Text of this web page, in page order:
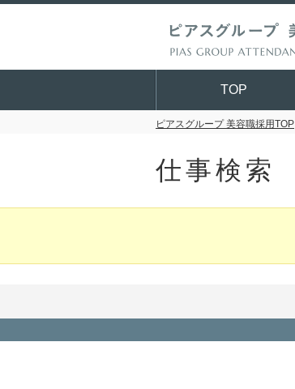
TOP
ピアスグループ 美容職採用TOP
仕事検索